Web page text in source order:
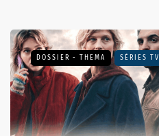
DOSSIER - THEMA SÉRIES TV